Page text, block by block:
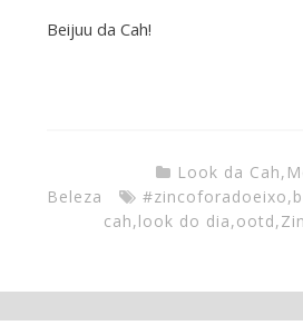
Beijuu da Cah!
Look da Cah,
Beleza
#zincoforadoeixo,
cah,look do dia,ootd,